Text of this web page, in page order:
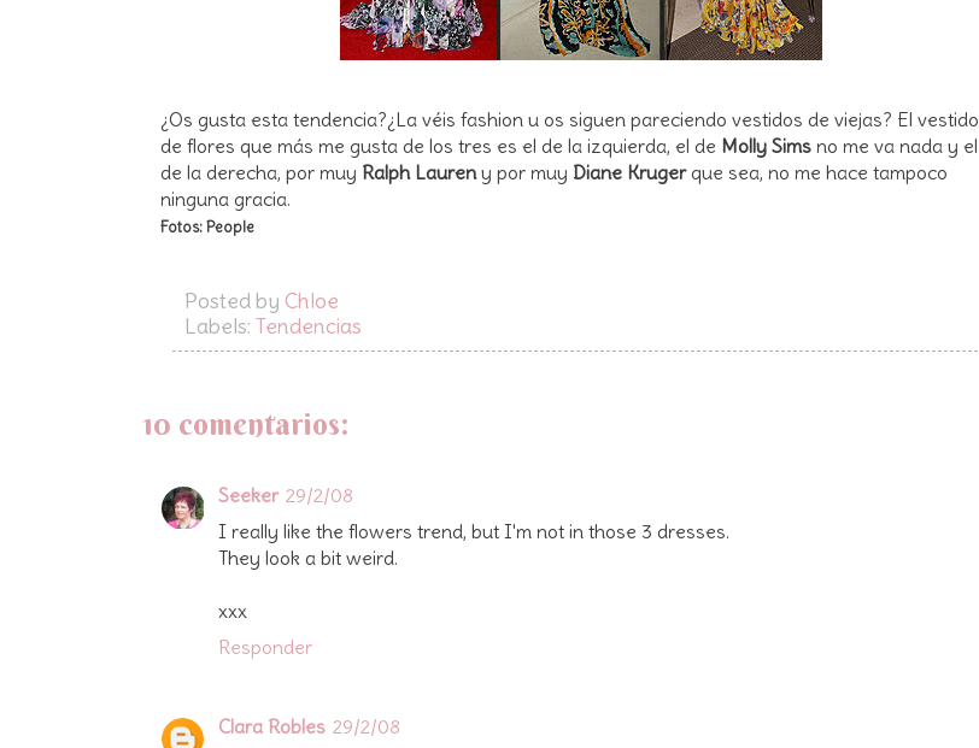
¿Os gusta esta tendencia?¿La véis fashion u os siguen pareciendo vestidos de viejas? El vestido
de flores que más me gusta de los tres es el de la izquierda, el de Molly Sims no me va nada y el
de la derecha, por muy Ralph Laureny por muy Diane Krugerque sea, no me hace tampoco
ninguna gracia.
Fotos: People
Posted by Chloe
Labels: Tendencias
10 comentarios:
Seeker 29/2/08
I really like the flowers trend, but I'm not in those 3 dresses.
They look a bit weird.
xxx
Responder
Clara Robles 29/2/08